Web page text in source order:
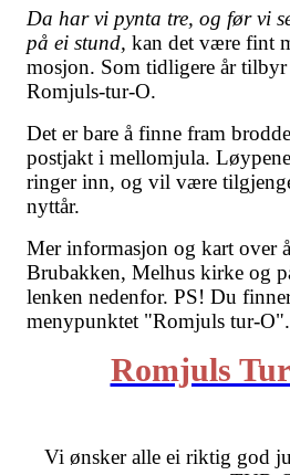
Da har vi pynta tre, og før vi
på ei stund, kan det være fint
mosjon. Som tidligere år
Romjuls-tur-O.
Det er bare å finne fram
postjakt i mellomjula.
ringer inn, og vil være
nyttår.
Mer informasjon og kart over
Brubakken, Melhus kirke og
lenken nedenfor. PS! Du
menypunktet "Romjuls tur-O".
Romjuls
Vi ønsker alle ei riktig god